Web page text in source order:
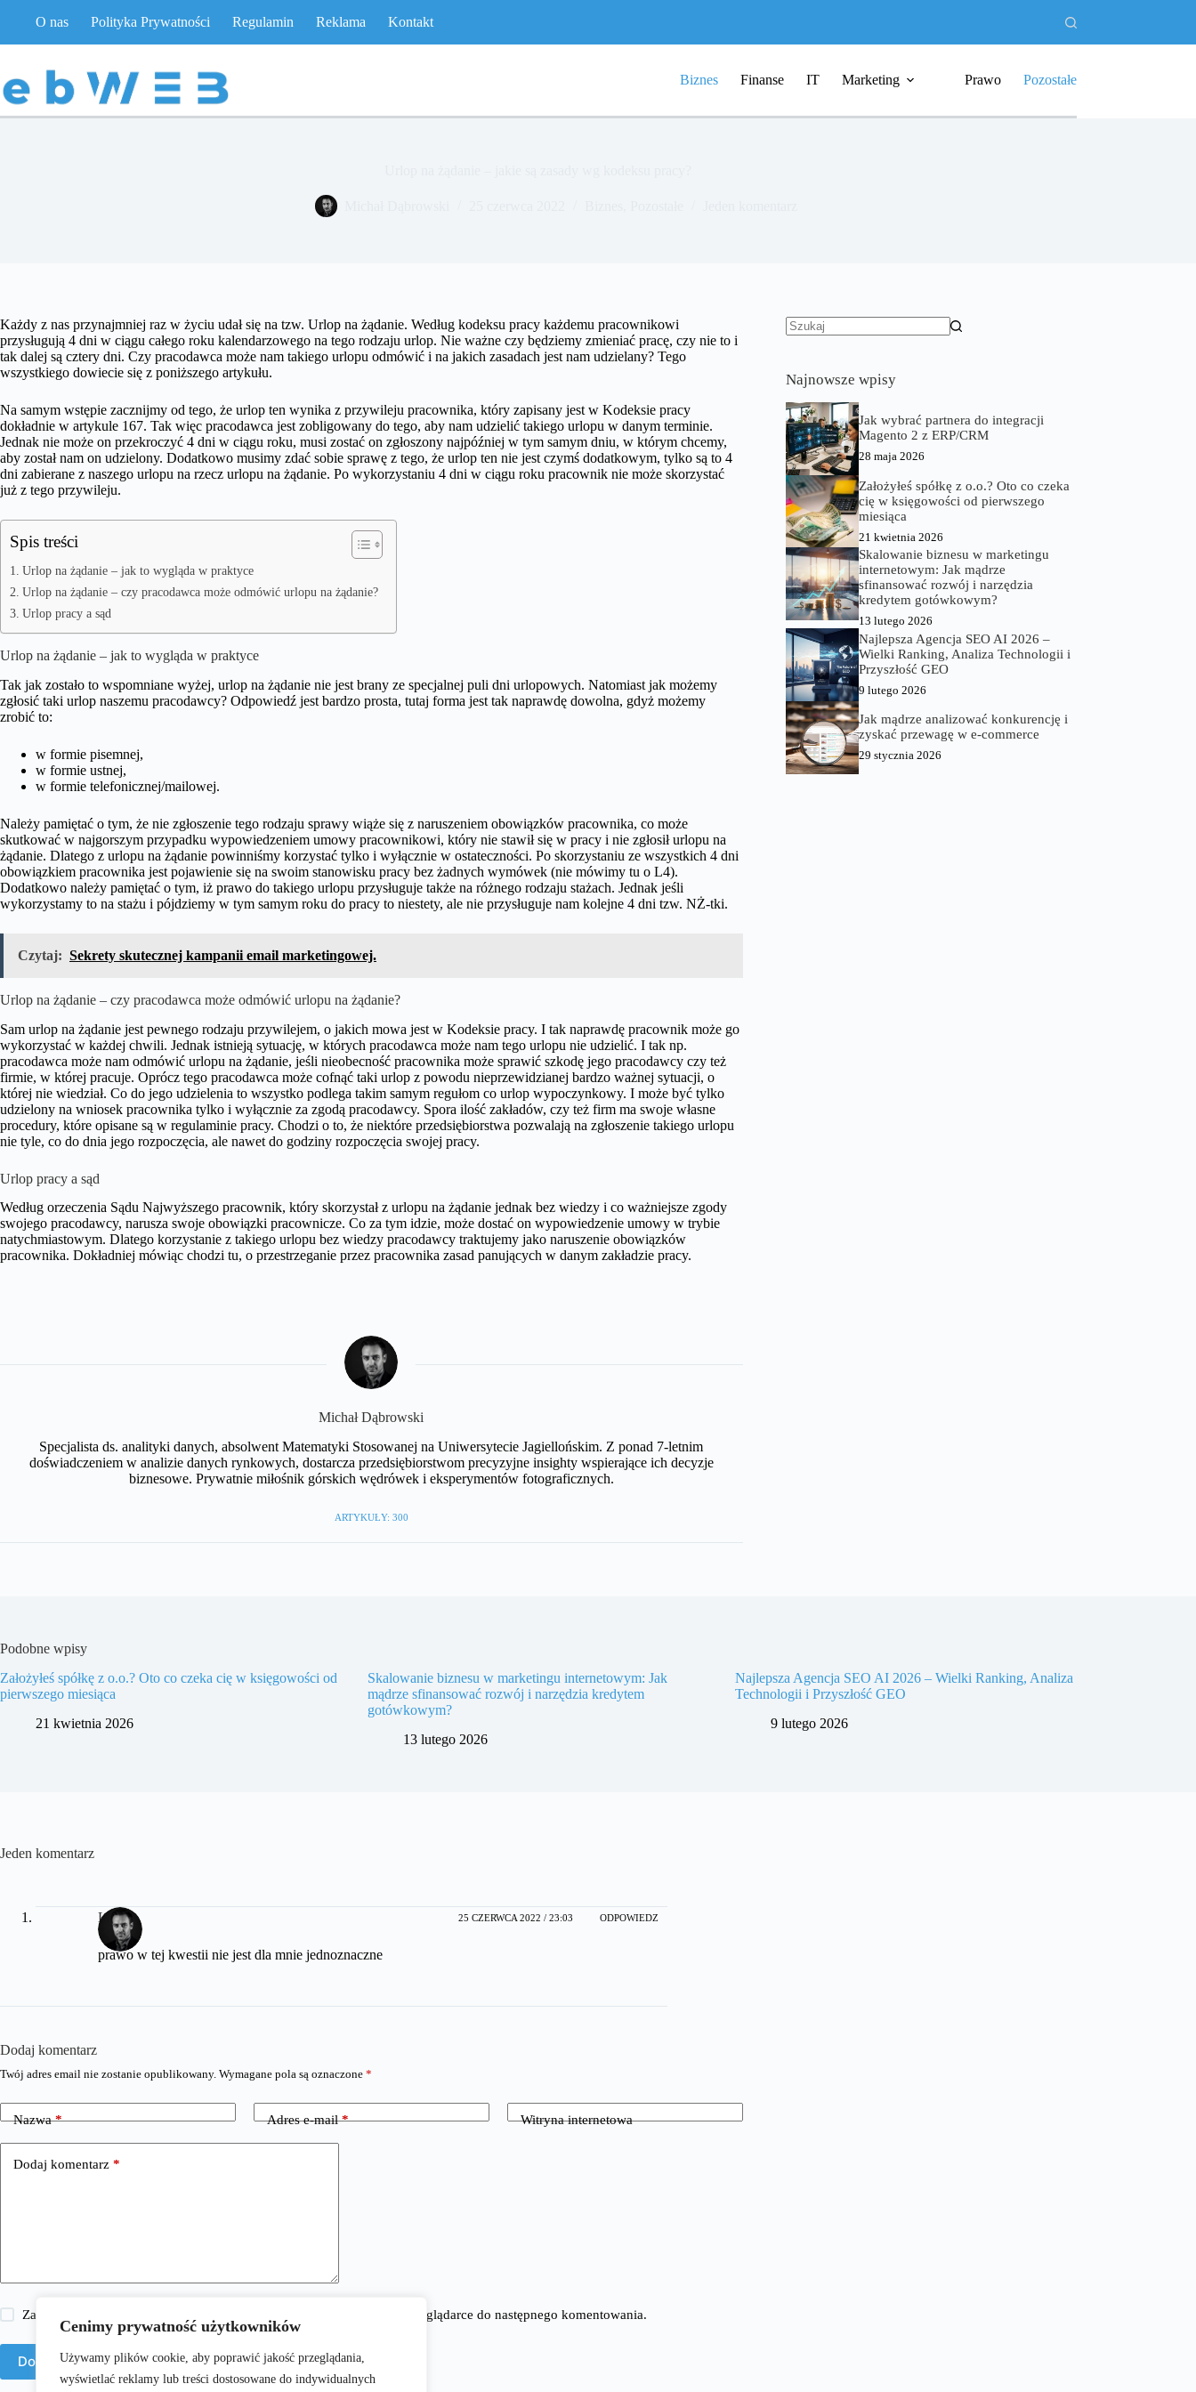
Cenimy prywatność użytkowników
Używamy plików cookie, aby poprawić jakość przeglądania,
wyświetlać reklamy lub treści dostosowane do indywidualnych
O nas Polityka Prywatności Regulamin Reklama Kontakt
Biznes Finanse IT Marketing Prawo Pozostałe
Każdy z nas przynajmniej raz w życiu udał się na tzw. Urlop na żądanie. Według kodeksu pracy każdemu pracownikowi
przysługują 4 dni w ciągu całego roku kalendarzowego na tego rodzaju urlop. Nie ważne czy będziemy zmieniać pracę, czy nie to i
tak dalej są cztery dni. Czy pracodawca może nam takiego urlopu odmówić i na jakich zasadach jest nam udzielany? Tego
wszystkiego dowiecie się z poniższego artykułu.
Na samym wstępie zacznijmy od tego, że urlop ten wynika z przywileju pracownika, który zapisany jest w Kodeksie pracy
dokładnie w artykule 167. Tak więc pracodawca jest zobligowany do tego, aby nam udzielić takiego urlopu w danym terminie.
Jednak nie może on przekroczyć 4 dni w ciągu roku, musi zostać on zgłoszony najpóźniej w tym samym dniu, w którym chcemy,
aby został nam on udzielony. Dodatkowo musimy zdać sobie sprawę z tego, że urlop ten nie jest czymś dodatkowym, tylko są to 4
dni zabierane z naszego urlopu na rzecz urlopu na żądanie. Po wykorzystaniu 4 dni w ciągu roku pracownik nie może skorzystać
już z tego przywileju.
Spis treści
Urlop na żądanie – jak to wygląda w praktyce
Urlop na żądanie – czy pracodawca może odmówić urlopu na żądanie?
Urlop pracy a sąd
Urlop na żądanie – jak to wygląda w praktyce
Tak jak zostało to wspomniane wyżej, urlop na żądanie nie jest brany ze specjalnej puli dni urlopowych. Natomiast jak możemy
zgłosić taki urlop naszemu pracodawcy? Odpowiedź jest bardzo prosta, tutaj forma jest tak naprawdę dowolna, gdyż możemy
zrobić to:
w formie pisemnej,
w formie ustnej,
w formie telefonicznej/mailowej.
Należy pamiętać o tym, że nie zgłoszenie tego rodzaju sprawy wiąże się z naruszeniem obowiązków pracownika, co może
skutkować w najgorszym przypadku wypowiedzeniem umowy pracownikowi, który nie stawił się w pracy i nie zgłosił urlopu na
żądanie. Dlatego z urlopu na żądanie powinniśmy korzystać tylko i wyłącznie w ostateczności. Po skorzystaniu ze wszystkich 4 dni
obowiązkiem pracownika jest pojawienie się na swoim stanowisku pracy bez żadnych wymówek (nie mówimy tu o L4).
Dodatkowo należy pamiętać o tym, iż prawo do takiego urlopu przysługuje także na różnego rodzaju stażach. Jednak jeśli
wykorzystamy to na stażu i pójdziemy w tym samym roku do pracy to niestety, ale nie przysługuje nam kolejne 4 dni tzw. NŻ-tki.
Czytaj: Sekrety skutecznej kampanii email marketingowej.
Urlop na żądanie – czy pracodawca może odmówić urlopu na żądanie?
Sam urlop na żądanie jest pewnego rodzaju przywilejem, o jakich mowa jest w Kodeksie pracy. I tak naprawdę pracownik może go
wykorzystać w każdej chwili. Jednak istnieją sytuację, w których pracodawca może nam tego urlopu nie udzielić. I tak np.
pracodawca może nam odmówić urlopu na żądanie, jeśli nieobecność pracownika może sprawić szkodę jego pracodawcy czy też
firmie, w której pracuje. Oprócz tego pracodawca może cofnąć taki urlop z powodu nieprzewidzianej bardzo ważnej sytuacji, o
której nie wiedział. Co do jego udzielenia to wszystko podlega takim samym regułom co urlop wypoczynkowy. I może być tylko
udzielony na wniosek pracownika tylko i wyłącznie za zgodą pracodawcy. Spora ilość zakładów, czy też firm ma swoje własne
procedury, które opisane są w regulaminie pracy. Chodzi o to, że niektóre przedsiębiorstwa pozwalają na zgłoszenie takiego urlopu
nie tyle, co do dnia jego rozpoczęcia, ale nawet do godziny rozpoczęcia swojej pracy.
Urlop pracy a sąd
Według orzeczenia Sądu Najwyższego pracownik, który skorzystał z urlopu na żądanie jednak bez wiedzy i co ważniejsze zgody
swojego pracodawcy, narusza swoje obowiązki pracownicze. Co za tym idzie, może dostać on wypowiedzenie umowy w trybie
natychmiastowym. Dlatego korzystanie z takiego urlopu bez wiedzy pracodawcy traktujemy jako naruszenie obowiązków
pracownika. Dokładniej mówiąc chodzi tu, o przestrzeganie przez pracownika zasad panujących w danym zakładzie pracy.
Michał Dąbrowski
Specjalista ds. analityki danych, absolwent Matematyki Stosowanej na Uniwersytecie Jagiellońskim. Z ponad 7-letnim
doświadczeniem w analizie danych rynkowych, dostarcza przedsiębiorstwom precyzyjne insighty wspierające ich decyzje
biznesowe. Prywatnie miłośnik górskich wędrówek i eksperymentów fotograficznych.
ARTYKUŁY: 300
Najnowsze wpisy
Jak wybrać partnera do integracji
Magento 2 z ERP/CRM
28 maja 2026
Założyłeś spółkę z o.o.? Oto co czeka
cię w księgowości od pierwszego
miesiąca
21 kwietnia 2026
Skalowanie biznesu w marketingu
internetowym: Jak mądrze
sfinansować rozwój i narzędzia
kredytem gotówkowym?
13 lutego 2026
Najlepsza Agencja SEO AI 2026 –
Wielki Ranking, Analiza Technologii i
Przyszłość GEO
9 lutego 2026
Jak mądrze analizować konkurencję i
zyskać przewagę w e‑commerce
29 stycznia 2026
Podobne wpisy
Założyłeś spółkę z o.o.? Oto co czeka cię w księgowości od
pierwszego miesiąca
21 kwietnia 2026
Skalowanie biznesu w marketingu internetowym: Jak
mądrze sfinansować rozwój i narzędzia kredytem
gotówkowym?
13 lutego 2026
Najlepsza Agencja SEO AI 2026 – Wielki Ranking, Analiza
Technologii i Przyszłość GEO
9 lutego 2026
Jeden komentarz
Lena 25 CZERWCA 2022 / 23:03 ODPOWIEDZ
prawo w tej kwestii nie jest dla mnie jednoznaczne
Dodaj komentarz
Twój adres email nie zostanie opublikowany. Wymagane pola są oznaczone *
Nazwa* Adres e-mail* Witryna internetowa
Dodaj komentarz *
Zapisz moje imię i nazwisko, adres e-mail i stronę internetową w tej przeglądarce do następnego komentowania.
Dodaj komentarz